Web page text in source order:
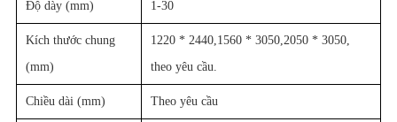
Độ dày (mm) 1-30
Kích thước chung
(mm)
1220 * 2440,1560 * 3050,2050 * 3050,
theo yêu cầu.
Chiều dài (mm) Theo yêu cầu